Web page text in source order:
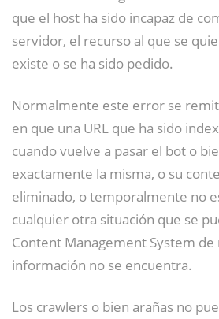
que el host ha sido incapaz de
servidor, el recurso al que se
existe o se ha sido pedido.
Normalmente este error se
en que una URL que ha sido
cuando vuelve a pasar el bot o
exactamente la misma, o su
eliminado, o temporalmente no
cualquier otra situación que se
Content Management System de
información no se encuentra.
Los crawlers o bien arañas no